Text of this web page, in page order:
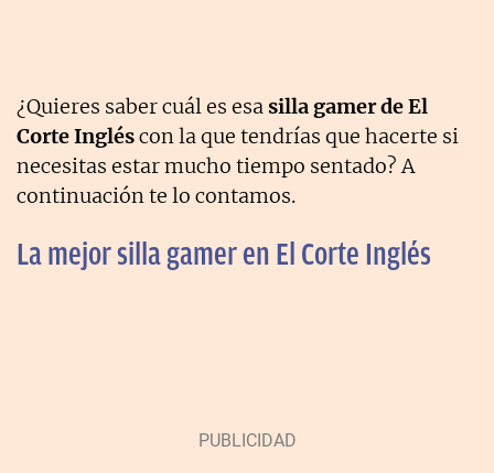
¿Quieres saber cuál es esasilla gamer de El
Corte Ingléscon la que tendrías que hacerte si
necesitas estar mucho tiempo sentado? A
continuación te lo contamos.
La mejor silla gamer en El Corte Inglés